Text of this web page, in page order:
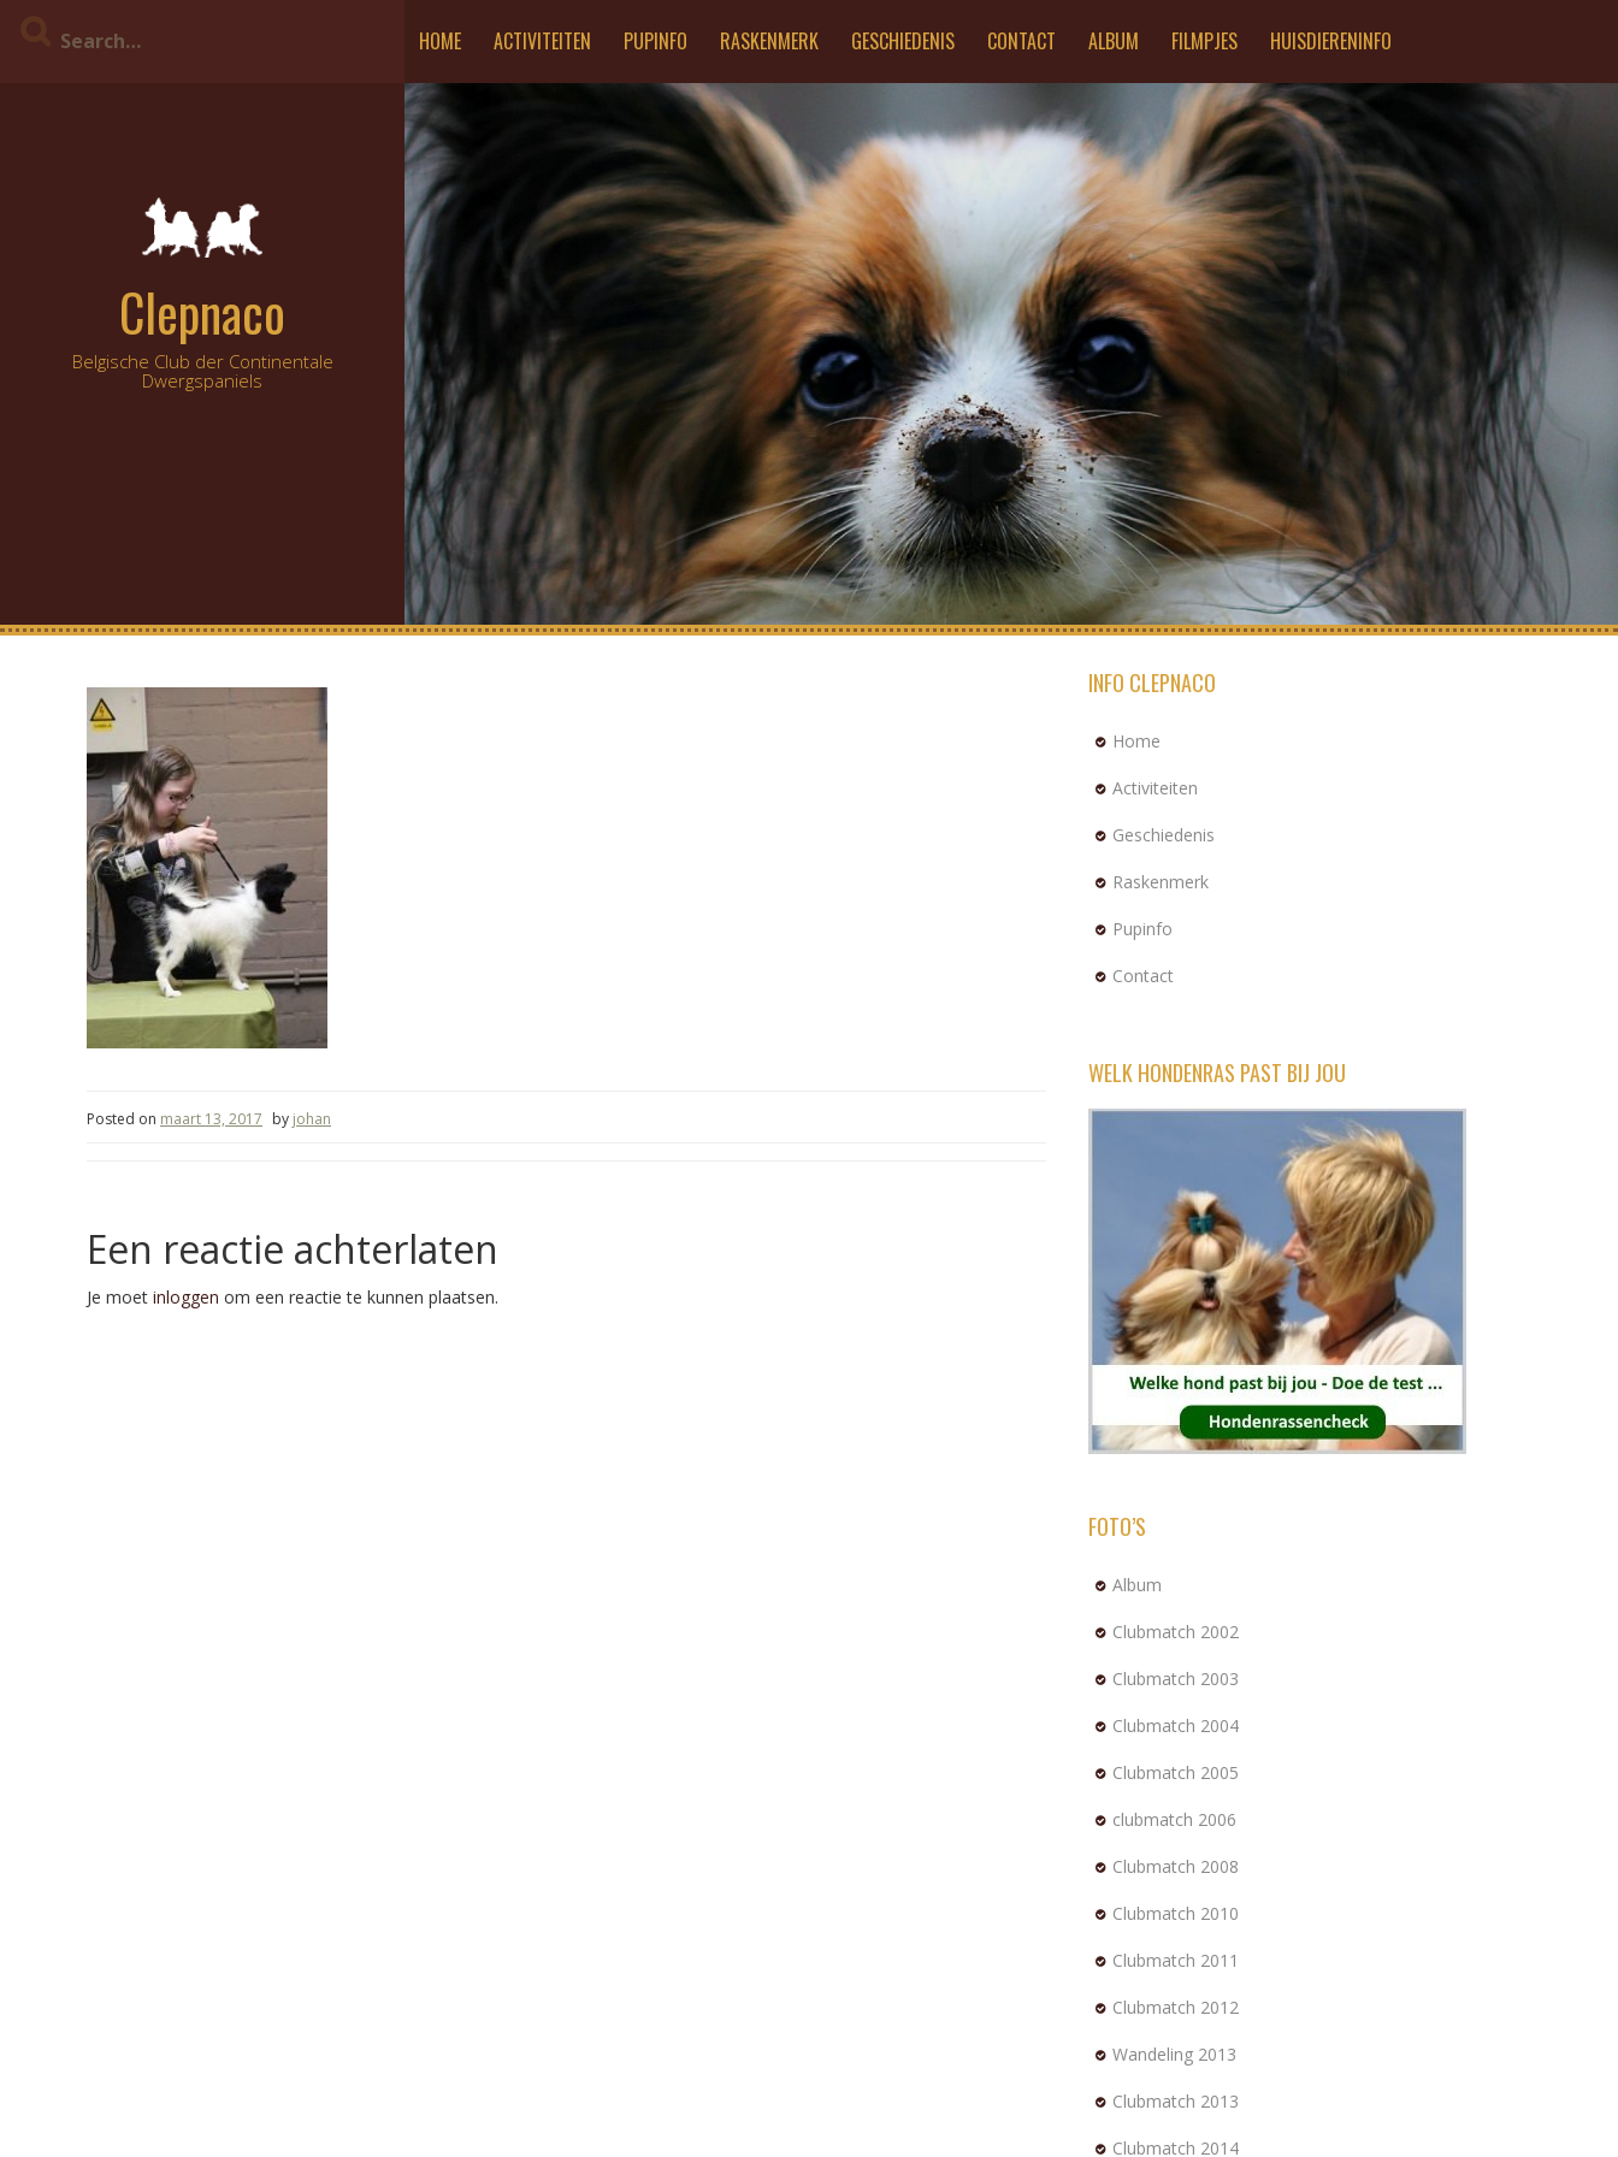
HOME ACTIVITEITEN PUPINFO RASKENMERK GESCHIEDENIS CONTACT ALBUM FILMPJES HUISDIERENINFO
Clepnaco
Belgische Club der Continentale
Dwergspaniels
Posted on maart 13, 2017 by johan
Een reactie achterlaten
Je moet inloggen om een reactie te kunnen plaatsen.
INFO CLEPNACO
Home
Activiteiten
Geschiedenis
Raskenmerk
Pupinfo
Contact
WELK HONDENRAS PAST BIJ JOU
FOTO’S
Album
Clubmatch 2002
Clubmatch 2003
Clubmatch 2004
Clubmatch 2005
clubmatch 2006
Clubmatch 2008
Clubmatch 2010
Clubmatch 2011
Clubmatch 2012
Wandeling 2013
Clubmatch 2013
Clubmatch 2014